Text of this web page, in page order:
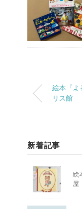
絵本『よ
リス館
新着記事
絵
屋